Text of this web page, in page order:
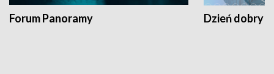
Forum Panoramy Dzień dobry